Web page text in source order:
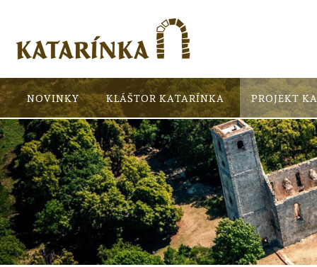
NOVINKY KLÁŠTOR KATARÍNKA PROJEKT